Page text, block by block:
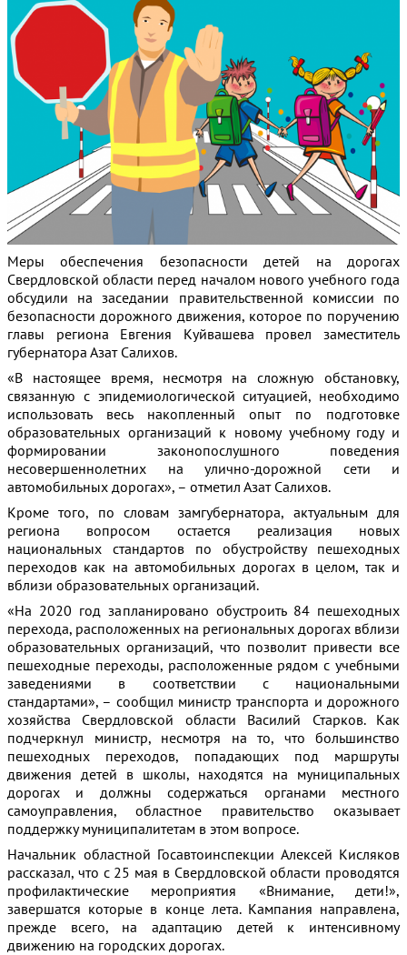
Меры обеспечения безопасности детей на дорогах
Свердловской области перед началом нового учебного года
обсудили на заседании правительственной комиссии по
безопасности дорожного движения, которое по поручению
главы региона Евгения Куйвашева провел заместитель
губернатора Азат Салихов.
«В настоящее время, несмотря на сложную обстановку,
связанную с эпидемиологической ситуацией, необходимо
использовать весь накопленный опыт по подготовке
образовательных организаций к новому учебному году и
формировании законопослушного поведения
несовершеннолетних на улично-дорожной сети и
автомобильных дорогах», – отметил Азат Салихов.
Кроме того, по словам замгубернатора, актуальным для
региона вопросом остается реализация новых
национальных стандартов по обустройству пешеходных
переходов как на автомобильных дорогах в целом, так и
вблизи образовательных организаций.
«На 2020 год запланировано обустроить 84 пешеходных
перехода, расположенных на региональных дорогах вблизи
образовательных организаций, что позволит привести все
пешеходные переходы, расположенные рядом с учебными
заведениями в соответствии с национальными
стандартами», – сообщил министр транспорта и дорожного
хозяйства Свердловской области Василий Старков. Как
подчеркнул министр, несмотря на то, что большинство
пешеходных переходов, попадающих под маршруты
движения детей в школы, находятся на муниципальных
дорогах и должны содержаться органами местного
самоуправления, областное правительство оказывает
поддержку муниципалитетам в этом вопросе.
Начальник областной Госавтоинспекции Алексей Кисляков
рассказал, что с 25 мая в Свердловской области проводятся
профилактические мероприятия «Внимание, дети!»,
завершатся которые в конце лета. Кампания направлена,
прежде всего, на адаптацию детей к интенсивному
движению на городских дорогах.